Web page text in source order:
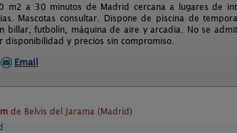
a 30 minutos de Madrid cercana a lugares de
Mascotas consultar. Dispone de piscina de
billar, futbolín, máquina de aire y arcadia. No se
y precios sin compromiso.
Email
de Belvis del Jarama (Madrid)